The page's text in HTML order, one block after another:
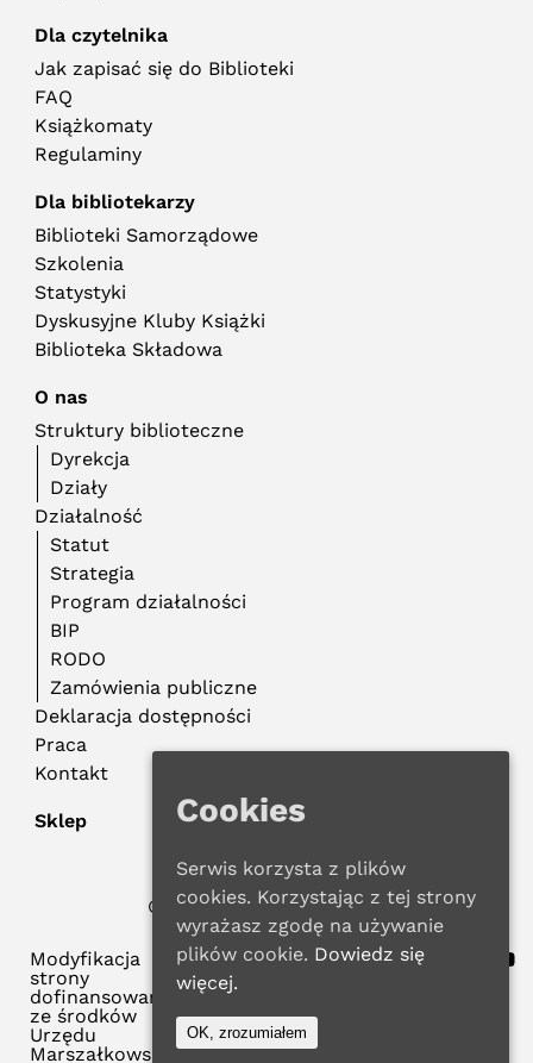
Dla czytelnika
Jak zapisać się do Biblioteki
FAQ
Książkomaty
Regulaminy
Dla bibliotekarzy
Biblioteki Samorządowe
Szkolenia
Statystyki
Dyskusyjne Kluby Książki
Biblioteka Składowa
O nas
Struktury biblioteczne
Dyrekcja
Działy
Działalność
Statut
Strategia
Program działalności
BIP
RODO
Zamówienia publiczne
Deklaracja dostępności
Praca
Kontakt
Sklep
© 2022 WMBP w Gdańsku
Polityka Prywatności
Modyfikacja
strony
dofinansowana
ze środków
Urzędu
Marszałkowskiego
Cookies
Serwis korzysta z plików
cookies. Korzystając z tej strony
wyrażasz zgodę na używanie
plików cookie. Dowiedz się
więcej.
OK, zrozumiałem